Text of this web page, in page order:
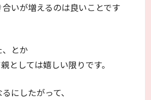
いが増えるのは良いことです
とか
としては嬉しい限りです。
にしたがって、